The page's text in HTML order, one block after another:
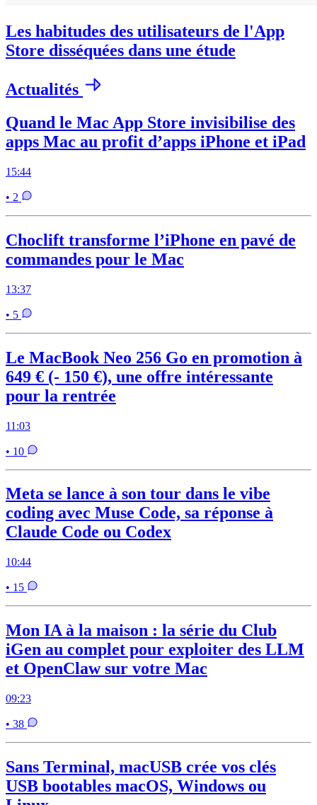
Les habitudes des utilisateurs de l'App
Store disséquées dans une étude
Actualités
Quand le Mac App Store invisibilise des
apps Mac au profit d’apps iPhone et iPad
15:44
• 2
Choclift transforme l’iPhone en pavé de
commandes pour le Mac
13:37
• 5
Le MacBook Neo 256 Go en promotion à
649 € (- 150 €), une offre intéressante
pour la rentrée
11:03
• 10
Meta se lance à son tour dans le vibe
coding avec Muse Code, sa réponse à
Claude Code ou Codex
10:44
• 15
Mon IA à la maison : la série du Club
iGen au complet pour exploiter des LLM
et OpenClaw sur votre Mac
09:23
• 38
Sans Terminal, macUSB crée vos clés
USB bootables macOS, Windows ou